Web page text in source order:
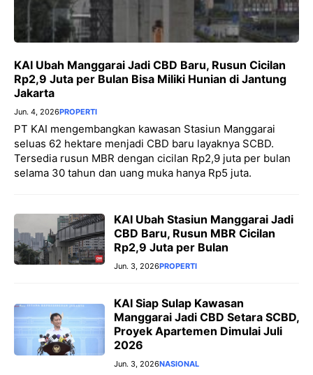
KAI Ubah Manggarai Jadi CBD Baru, Rusun Cicilan
Rp2,9 Juta per Bulan Bisa Miliki Hunian di Jantung
Jakarta
Jun. 4, 2026PROPERTI
PT KAI mengembangkan kawasan Stasiun Manggarai
seluas 62 hektare menjadi CBD baru layaknya SCBD.
Tersedia rusun MBR dengan cicilan Rp2,9 juta per bulan
selama 30 tahun dan uang muka hanya Rp5 juta.
KAI Ubah Stasiun Manggarai Jadi
CBD Baru, Rusun MBR Cicilan
Rp2,9 Juta per Bulan
Jun. 3, 2026PROPERTI
KAI Siap Sulap Kawasan
Manggarai Jadi CBD Setara SCBD,
Proyek Apartemen Dimulai Juli
2026
Jun. 3, 2026NASIONAL